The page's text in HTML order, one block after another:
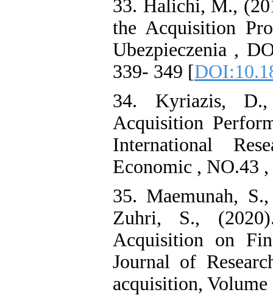
33. Halichi, M.,
the Acquisition
Ubezpieczenia ,
339- 349 [
34. Kyriazis,
Acquisition
International
Economic , NO.43
35. Maemunah,
Zuhri, S.,
Acquisition on
Journal of
acquisition,